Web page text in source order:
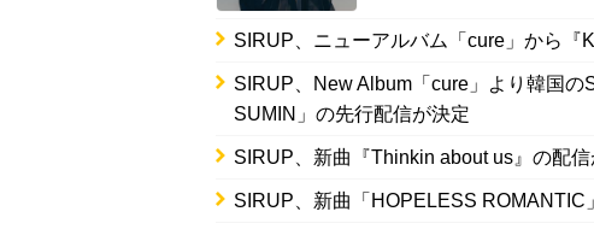
SIRUP、ニューアルバム「cure」から『
SIRUP、New Album「cure」より韓国の
SUMIN」の先行配信が決定
SIRUP、新曲『Thinkin about us』の配信
SIRUP、新曲「HOPELESS ROMANTIC